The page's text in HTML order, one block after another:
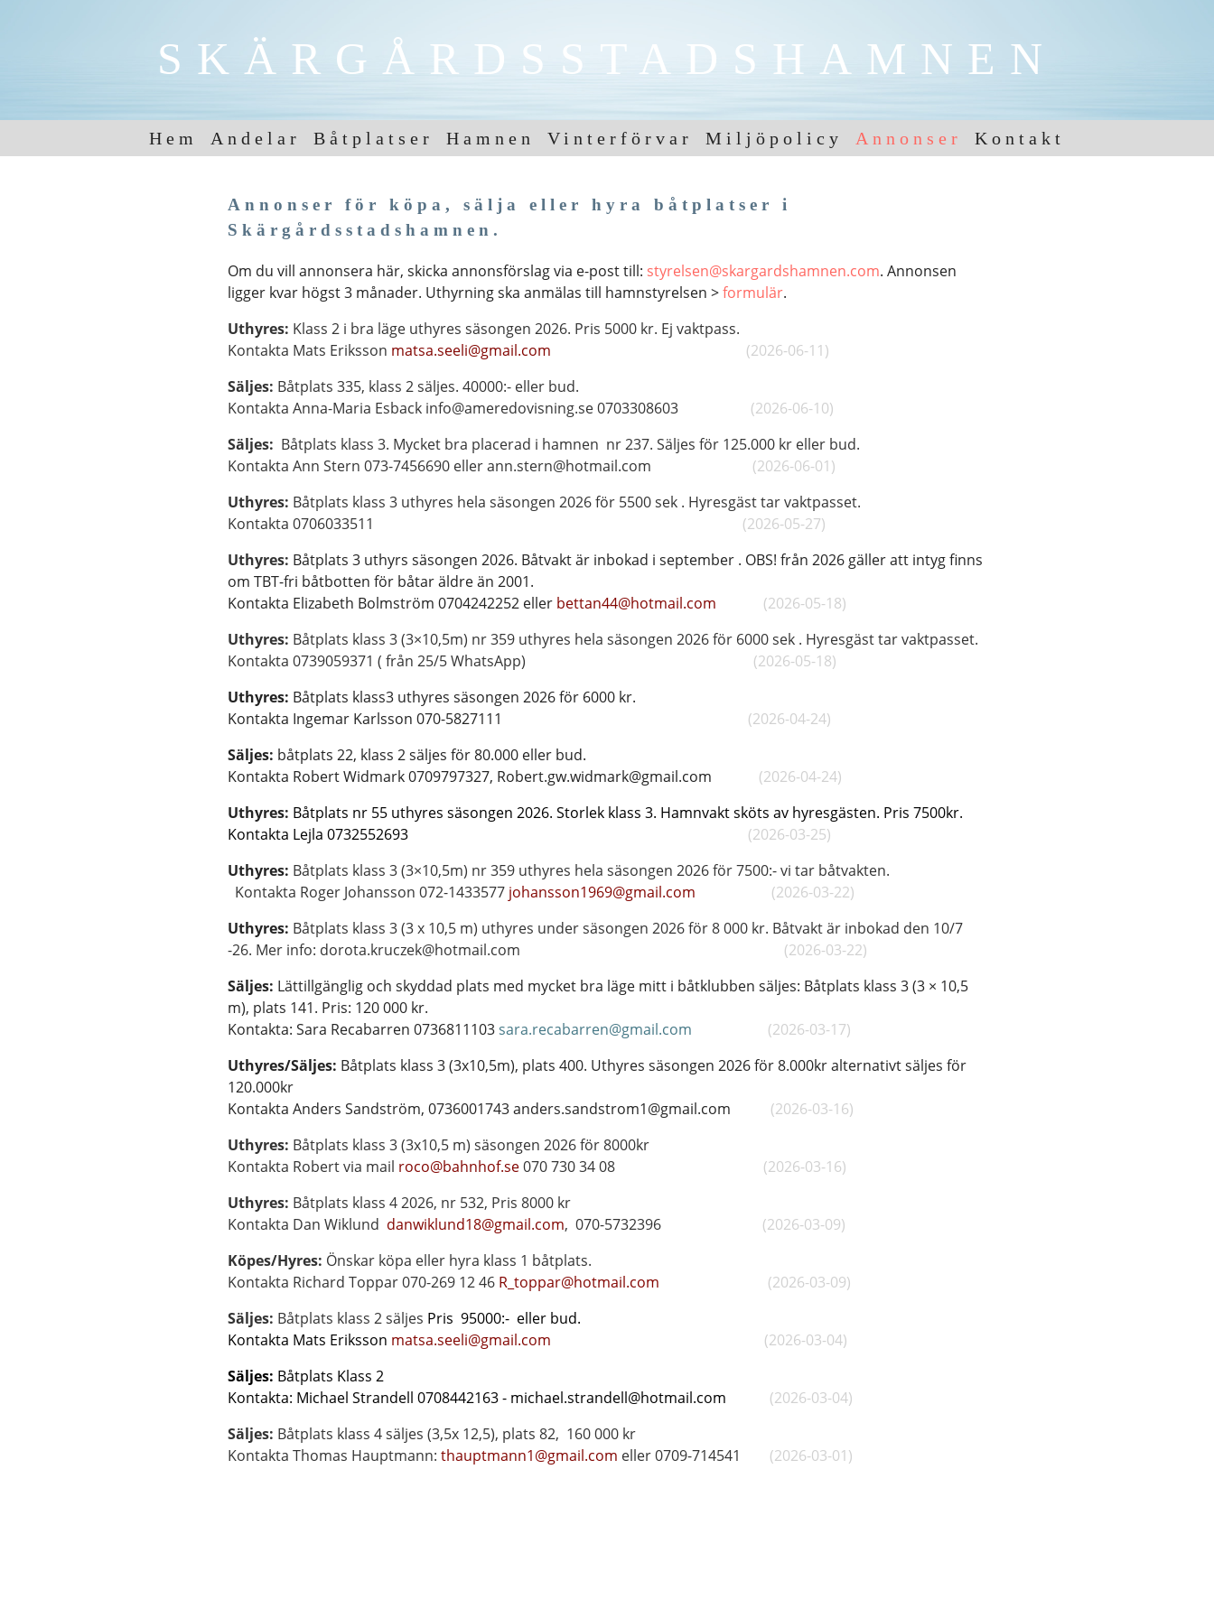
SKÄRGÅRDSSTADSHAMNEN
Hem Andelar Båtplatser Hamnen Vinterförvar Miljöpolicy Annonser Kontakt
Annonser för köpa, sälja eller hyra båtplatser i
Skärgårdsstadshamnen.
Om du vill annonsera här, skicka annonsförslag via e-post till: styrelsen@skargardshamnen.com. Annonsen
ligger kvar högst 3 månader. Uthyrning ska anmälas till hamnstyrelsen >formulär.
Uthyres: Klass 2 i bra läge uthyres säsongen 2026. Pris 5000 kr. Ej vaktpass.
Kontakta Mats Eriksson matsa.seeli@gmail.com (2026-06-11)
Säljes: Båtplats 335, klass 2 säljes. 40000:- eller bud.
Kontakta Anna-Maria Esback info@ameredovisning.se 0703308603
(2026-06-10)
Säljes: Båtplats klass 3. Mycket bra placerad i hamnen nr 237. Säljes för 125.000 kr eller bud.
Kontakta Ann Stern 073-7456690 eller ann.stern@hotmail.com (2026-06-01)
Uthyres: Båtplats klass 3 uthyres hela säsongen 2026 för 5500 sek . Hyresgäst tar vaktpasset.
Kontakta 0706033511 (2026-05-27)
Uthyres: Båtplats 3 uthyrs säsongen 2026. Båtvakt är inbokad i september . OBS! från 2026 gäller att intyg finns
om TBT-fri båtbotten för båtar äldre än 2001.
Kontakta Elizabeth Bolmström 0704242252 eller bettan44@hotmail.com (2026-05-18)
Uthyres: Båtplats klass 3 (3×10,5m) nr 359 uthyres hela säsongen 2026 för 6000 sek . Hyresgäst tar vaktpasset.
Kontakta 0739059371 ( från 25/5 WhatsApp) (2026-05-18)
Uthyres: Båtplats klass3 uthyres säsongen 2026 för 6000 kr.
Kontakta Ingemar Karlsson 070-5827111 (2026-04-24)
Säljes: båtplats 22, klass 2 säljes för 80.000 eller bud.
Kontakta Robert Widmark 0709797327, Robert.gw.widmark@gmail.com (2026-04-24)
Uthyres: Båtplats nr 55 uthyres säsongen 2026. Storlek klass 3. Hamnvakt sköts av hyresgästen. Pris 7500kr.
Kontakta Lejla 0732552693 (2026-03-25)
Uthyres: Båtplats klass 3 (3×10,5m) nr 359 uthyres hela säsongen 2026 för 7500:- vi tar båtvakten.
Kontakta Roger Johansson 072-1433577 johansson1969@gmail.com (2026-03-22)
Uthyres: Båtplats klass 3 (3 x 10,5 m) uthyres under säsongen 2026 för 8 000 kr. Båtvakt är inbokad den 10/7
-26. Mer info: dorota.kruczek@hotmail.com (2026-03-22)
Säljes: Lättillgänglig och skyddad plats med mycket bra läge mitt i båtklubben säljes: Båtplats klass 3 (3 × 10,5
m), plats 141. Pris: 120 000 kr.
Kontakta: Sara Recabarren 0736811103sara.recabarren@gmail.com (2026-03-17)
Uthyres/Säljes: Båtplats klass 3 (3x10,5m), plats 400. Uthyres säsongen 2026 för 8.000kr alternativt säljes för
120.000kr
Kontakta Anders Sandström, 0736001743 anders.sandstrom1@gmail.com (2026-03-16)
Uthyres: Båtplats klass 3 (3x10,5 m) säsongen 2026 för 8000kr
Kontakta Robert via mail roco@bahnhof.se070 730 34 08 (2026-03-16)
Uthyres: Båtplats klass 4 2026, nr 532, Pris 8000 kr
Kontakta Dan Wiklund danwiklund18@gmail.com, 070-5732396 (2026-03-09)
Köpes/Hyres: Önskar köpa eller hyra klass 1 båtplats.
Kontakta Richard Toppar 070-269 12 46 R_toppar@hotmail.com (2026-03-09)
Säljes: Båtplats klass 2 säljes Pris 95000:- eller bud.
Kontakta Mats Eriksson matsa.seeli@gmail.com (2026-03-04)
Säljes: Båtplats Klass 2
Kontakta: Michael Strandell 0708442163 - michael.strandell@hotmail.com (2026-03-04)
Säljes: Båtplats klass 4 säljes (3,5x 12,5), plats 82, 160 000 kr
Kontakta Thomas Hauptmann: thauptmann1@gmail.com eller 0709-714541 (2026-03-01)